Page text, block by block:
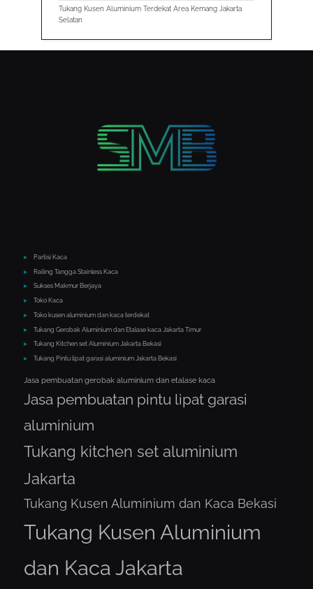
Tukang Kusen Aluminium Terdekat Area Kemang Jakarta
Selatan
Partisi Kaca
Railing Tangga Stainless Kaca
Sukses Makmur Berjaya
Toko Kaca
Toko kusen aluminium dan kaca terdekat
Tukang Gerobak Aluminium dan Etalase kaca Jakarta Timur
Tukang Kitchen set Aluminium Jakarta Bekasi
Tukang Pintu lipat garasi aluminium Jakarta Bekasi
Jasa pembuatan gerobak aluminium dan etalase kaca
Jasa pembuatan pintu lipat garasi
aluminium
Tukang kitchen set aluminium
Jakarta
Tukang Kusen Aluminium dan Kaca Bekasi
Tukang Kusen Aluminium
dan Kaca Jakarta